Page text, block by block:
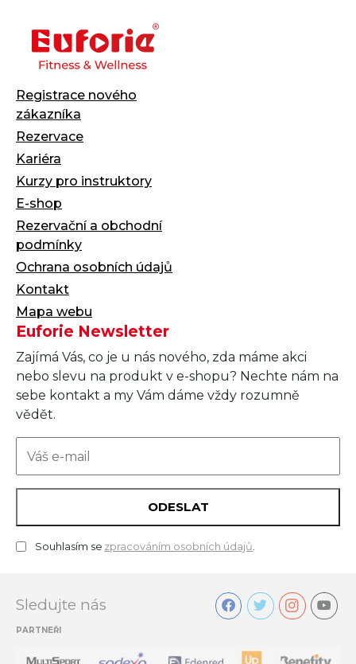
Registrace nového
zákazníka
Rezervace
Kariéra
Kurzy pro instruktory
E-shop
Rezervační a obchodní
podmínky
Ochrana osobních údajů
Kontakt
Mapa webu
Euforie Newsletter
Zajímá Vás, co je u nás nového, zda máme akci
nebo slevu na produkt v e-shopu? Nechte nám na
sebe kontakt a my Vám dáme vždy rozumně
vědět.
ODESLAT
Souhlasím se zpracováním osobních údajů
Sledujte nás
PARTNEŘI